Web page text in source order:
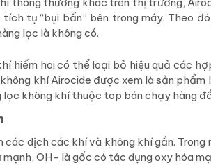
tích tụ “bụi bẩn” bên trong máy. Theo
lọc là không có.
hiếm hoi có thể loại bỏ hiệu quả các
khí Airocide được xem là sản
lọc không khí thuộc top bán chạy hàng
dịch các khí và không khí gần.
OH- là gốc có tác dụng oxy hóa